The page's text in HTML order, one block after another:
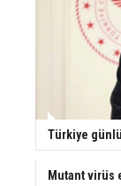
Türkiye
Mutant virüs